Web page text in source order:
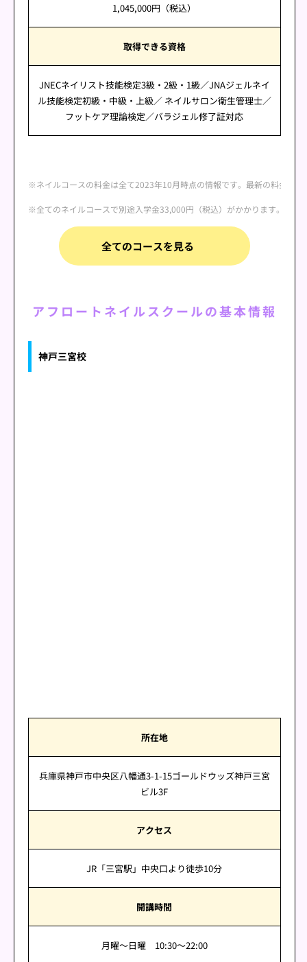
1,045,000円（税込）
取得できる資格
JNECネイリスト技能検定3級・2級・1級／JNAジェルネイ
ル技能検定初級・中級・上級／ ネイルサロン衛生管理士／
フットケア理論検定／バラジェル修了証対応
※ネイルコースの料金は全て2023年10月時点の情報です。最新の料金は
※全てのネイルコースで別途入学金33,000円（税込）がかかります。
全てのコースを見る
アフロートネイルスクールの基本情報
神戸三宮校
所在地
兵庫県神戸市中央区八幡通3-1-15ゴールドウッズ神戸三宮
ビル3F
アクセス
JR「三宮駅」中央口より徒歩10分
開講時間
月曜～日曜 10:30～22:00